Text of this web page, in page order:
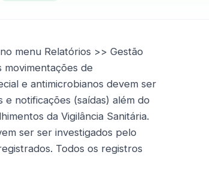
menu Relatórios >> Gestão
movimentações de
e antimicrobianos devem ser
notificações (saídas) além do
da Vigilância Sanitária.
ser ser investigados pelo
Todos os registros